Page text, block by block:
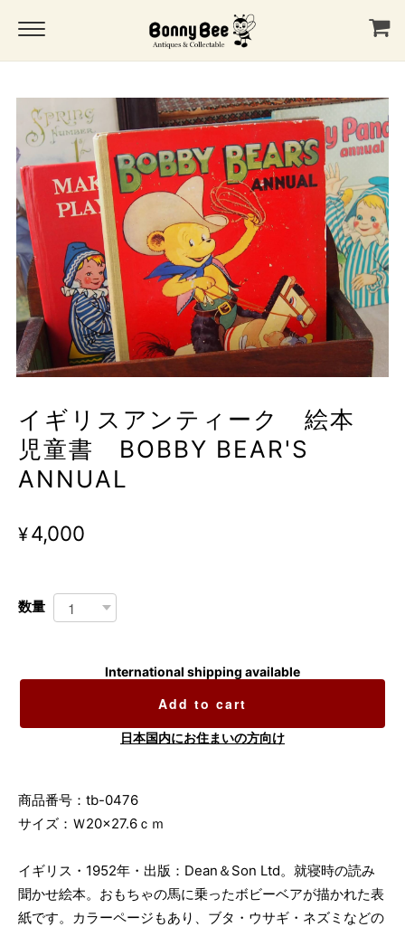
イギリスアンティーク 絵本
児童書 BOBBY BEAR'S
ANNUAL
¥4,000
数量
International shipping available
Add to cart
日本国内にお住まいの方向け
商品番号：tb-0476
サイズ：Ｗ20×27.6ｃｍ
イギリス・1952年・出版：Dean＆Son Ltd。就寝時の読み
聞かせ絵本。おもちゃの馬に乗ったボビーベアが描かれた表
紙です。カラーページもあり、ブタ・ウサギ・ネズミなどの